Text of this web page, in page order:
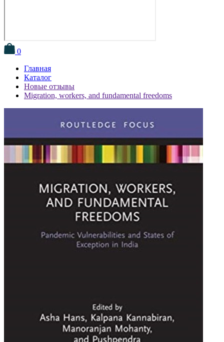
0
Главная
Каталог
Новые отзывы
Migration, workers, and fundamental freedoms